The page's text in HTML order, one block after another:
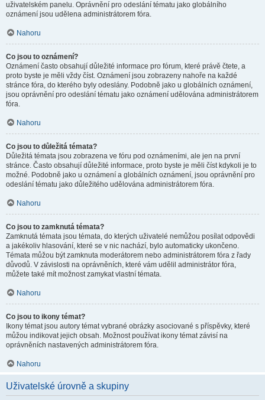
uživatelském panelu. Oprávnění pro odeslání tématu jako globálního
oznámení jsou udělena administrátorem fóra.
Nahoru
Co jsou to oznámení?
Oznámení často obsahují důležité informace pro fórum, které právě čtete, a
proto byste je měli vždy číst. Oznámení jsou zobrazeny nahoře na každé
stránce fóra, do kterého byly odeslány. Podobně jako u globálních oznámení,
jsou oprávnění pro odeslání tématu jako oznámení udělována administrátorem
fóra.
Nahoru
Co jsou to důležitá témata?
Důležitá témata jsou zobrazena ve fóru pod oznámeními, ale jen na první
stránce. Často obsahují důležité informace, proto byste je měli číst kdykoli je to
možné. Podobně jako u oznámení a globálních oznámení, jsou oprávnění pro
odeslání tématu jako důležitého udělována administrátorem fóra.
Nahoru
Co jsou to zamknutá témata?
Zamknutá témata jsou témata, do kterých uživatelé nemůžou posílat odpovědi
a jakékoliv hlasování, které se v nic nachází, bylo automaticky ukončeno.
Témata můžou být zamknuta moderátorem nebo administrátorem fóra z řady
důvodů. V závislosti na oprávněních, které vám udělil administrátor fóra,
můžete také mít možnost zamykat vlastní témata.
Nahoru
Co jsou to ikony témat?
Ikony témat jsou autory témat vybrané obrázky asociované s příspěvky, které
můžou indikovat jejich obsah. Možnost používat ikony témat závisí na
oprávněních nastavených administrátorem fóra.
Nahoru
Uživatelské úrovně a skupiny